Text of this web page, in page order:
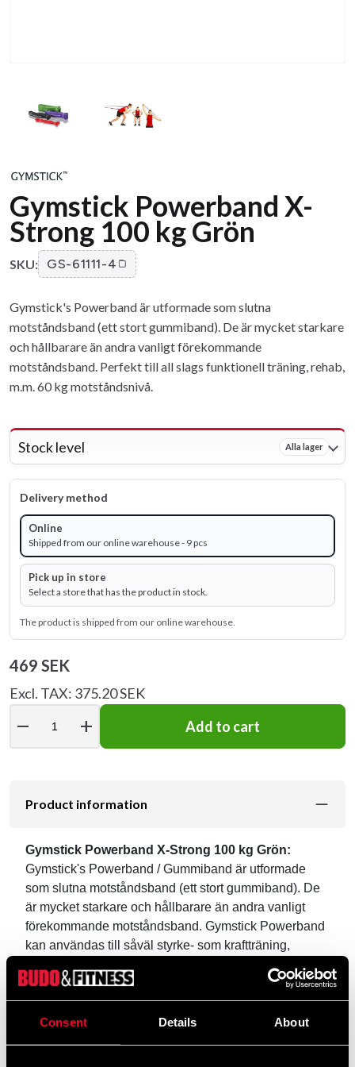
Consent Details About
Gymstick Powerband X-
Strong 100 kg Grön
SKU: GS-61111-4
Gymstick's Powerband är utformade som slutna
motståndsband (ett stort gummiband). De är mycket starkare
och hållbarare än andra vanligt förekommande
motståndsband. Perfekt till all slags funktionell träning, rehab,
m.m. 60 kg motståndsnivå.
Stock level Alla lager
Delivery method
Online
Shipped from our online warehouse - 9 pcs
Pick up in store
Select a store that has the product in stock.
The product is shipped from our online warehouse.
469 SEK
Excl. TAX: 375.20 SEK
remove add Add to cart
Product information
Gymstick Powerband X-Strong 100 kg Grön:
Gymstick's Powerband / Gummiband är utformade
som slutna motståndsband (ett stort gummiband). De
är mycket starkare och hållbarare än andra vanligt
förekommande motståndsband. Gymstick Powerband
kan användas till såväl styrke- som kraftträning,
plyometrisk träning, flexibilitet och mycket mera. Ett
perfekt verktyg för all slags funktionell träning. Bandet
är 104 cm långt i en loop (med en total längd på 208